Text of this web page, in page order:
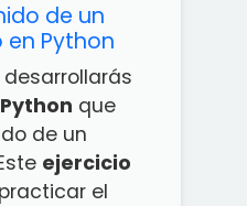
de un
Python
desarrollarás
que
de un
ejercicio
el